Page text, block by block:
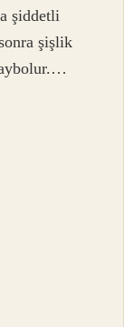
şiddetli
şişlik